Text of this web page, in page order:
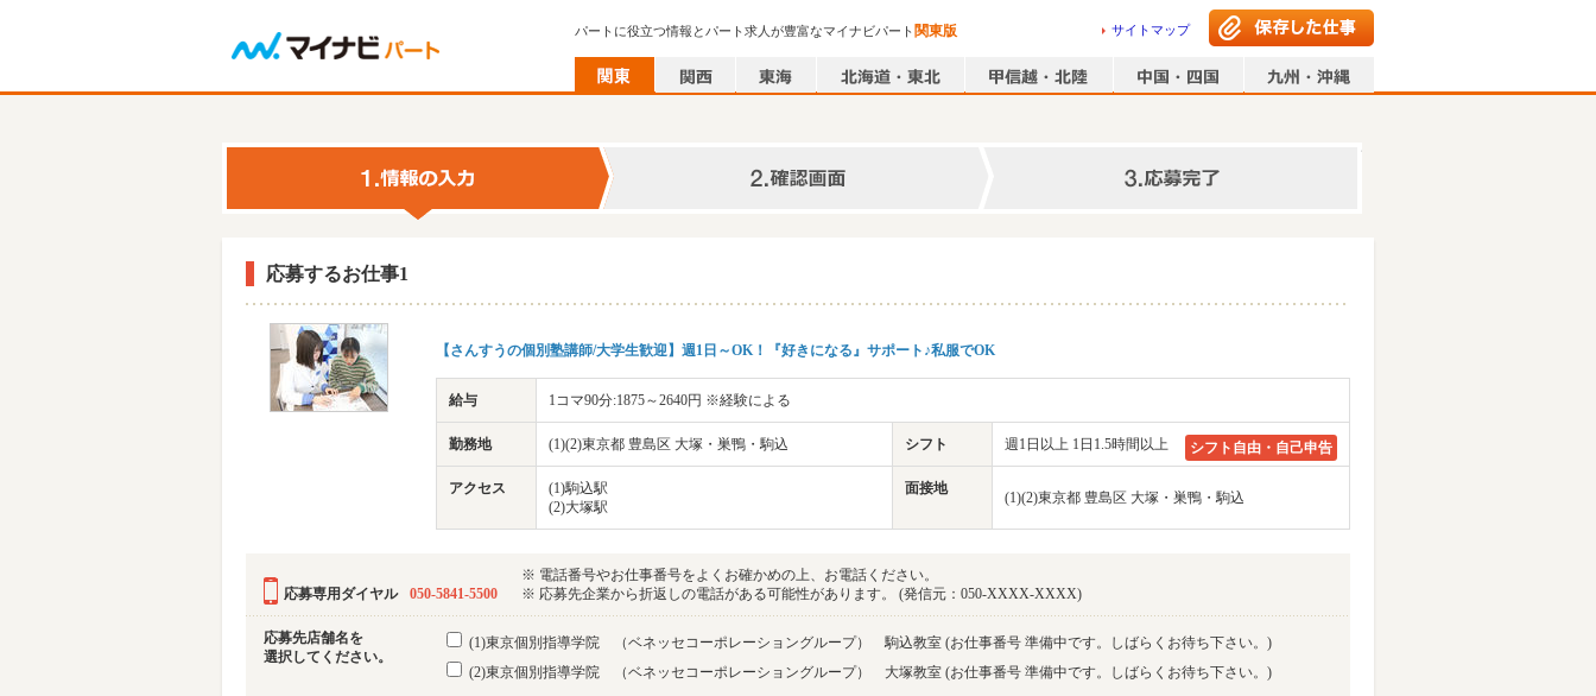
パートに役立つ情報とパート求人が豊富なマイナビパート 関東版 サイトマップ
応募するお仕事1
【さんすうの個別塾講師/大学生歓迎】週1日～OK！『好きになる』サポート♪私服でOK
給与 1コマ90分:1875～2640円 ※経験による
勤務地 (1)(2)東京都 豊島区 大塚・巣鴨・駒込 シフト 週1日以上 1日1.5時間以上 シフト自由・自己申告
アクセス
(1)駒込駅
(2)大塚駅
面接地
(1)(2)東京都 豊島区 大塚・巣鴨・駒込
応募専用ダイヤル 050-5841-5500
※ 電話番号やお仕事番号をよくお確かめの上、お電話ください。
※ 応募先企業から折返しの電話がある可能性があります。 (発信元：050-XXXX-XXXX)
応募先店舗名を
選択してください。
(1)東京個別指導学院 （ベネッセコーポレーショングループ） 駒込教室 (お仕事番号 準備中です。しばらくお待ち下さい。)
(2)東京個別指導学院 （ベネッセコーポレーショングループ） 大塚教室 (お仕事番号 準備中です。しばらくお待ち下さい。)